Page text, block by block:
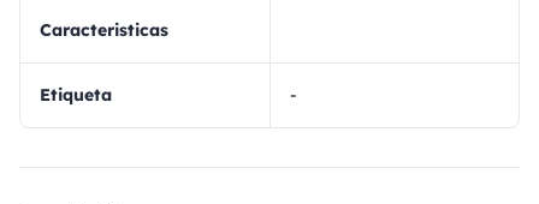
Caracteristicas
Etiqueta -